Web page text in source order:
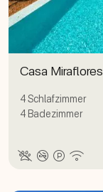
Casa Miraflores
4 Schlafzimmer
4 Badezimmer